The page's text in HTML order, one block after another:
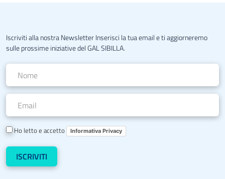
Iscriviti alla nostra Newsletter Inserisci la tua email e ti aggiorneremo
sulle prossime iniziative del GAL SIBILLA.
Ho letto e accetto Informativa Privacy